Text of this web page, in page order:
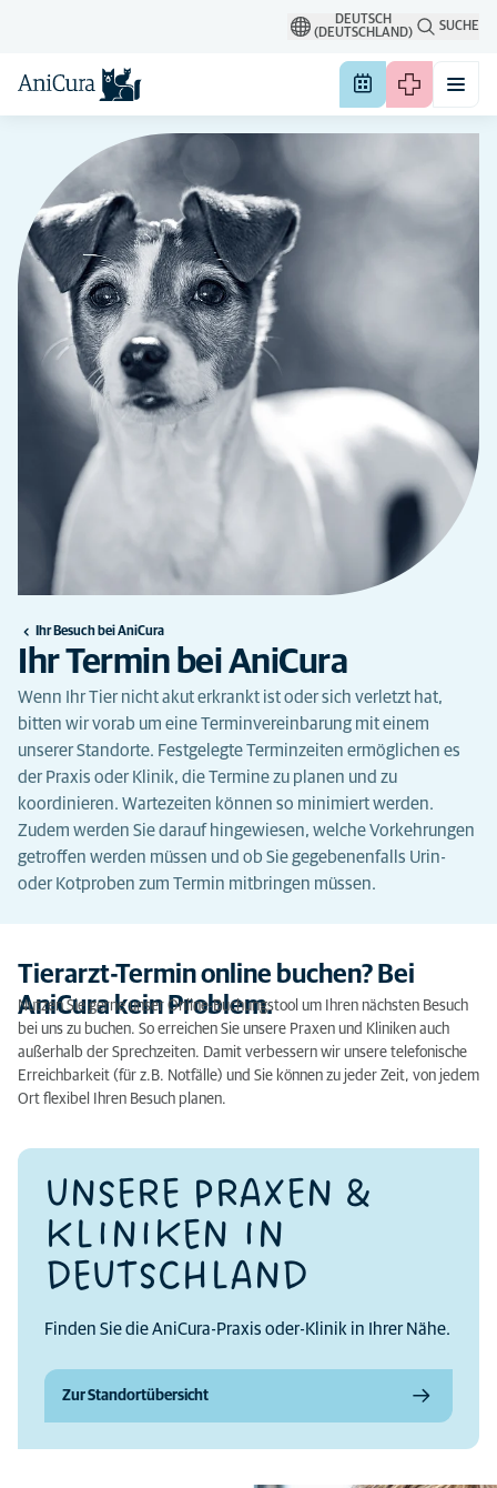
DEUTSCH
(DEUTSCHLAND)
SUCHE
Ihr Besuch bei AniCura
Ihr Termin bei AniCura
Wenn Ihr Tier nicht akut erkrankt ist oder sich verletzt hat,
bitten wir vorab um eine Terminvereinbarung mit einem
unserer Standorte. Festgelegte Terminzeiten ermöglichen es
der Praxis oder Klinik, die Termine zu planen und zu
koordinieren. Wartezeiten können so minimiert werden.
Zudem werden Sie darauf hingewiesen, welche Vorkehrungen
getroffen werden müssen und ob Sie gegebenenfalls Urin-
oder Kotproben zum Termin mitbringen müssen.
Tierarzt-Termin online buchen? Bei
AniCura kein Problem.
Nutzen Sie gerne unser Online-Buchungstool um Ihren nächsten Besuch
bei uns zu buchen. So erreichen Sie unsere Praxen und Kliniken auch
außerhalb der Sprechzeiten. Damit verbessern wir unsere telefonische
Erreichbarkeit (für z.B. Notfälle) und Sie können zu jeder Zeit, von jedem
Ort flexibel Ihren Besuch planen.
UNSERE PRAXEN &
KLINIKEN IN
DEUTSCHLAND
Finden Sie die AniCura-Praxis oder-Klinik in Ihrer Nähe.
Zur Standortübersicht